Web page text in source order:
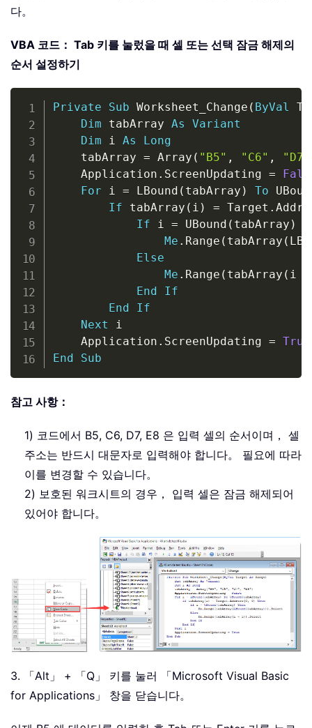
다。
VBA 코드： Tab 키를 눌렀을 때 셀 또는 선택 잠금 해제의
순서 설정하기
Private Sub Worksheet_Change ( ByVal
Dim tabArray As
Variant
Dim i As
Long
    tabArray
= Array ( "B5" , "C6" , "D7"
    Application
. ScreenUpdating =
For i = LBound ( tabArray ) To
If tabArray ( i ) = Target .
If i = UBound ( tabArray )
Me . Range ( tabArray (
Else
Me . Range ( tabArray ( i
End
If
End
If
Next i
    Application
. ScreenUpdating = True
End
Sub
Copy
참고 사항：
1) 코드에서 B5, C6, D7, E8 은 입력 셀의 순서이며， 셀
주소는 반드시 대문자로 입력해야 합니다。 필요에 따라
이를 변경할 수 있습니다。
2) 보호된 워크시트의 경우， 입력 셀은 잠금 해제되어
있어야 합니다。
3. 「Alt」 + 「Q」 키를 눌러 「Microsoft Visual Basic
for Applications」 창을 닫습니다。